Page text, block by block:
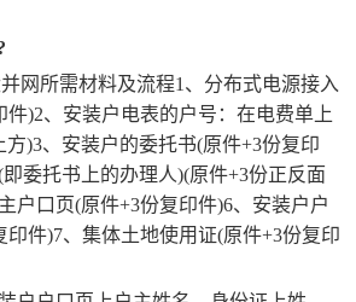
网所需材料及流程1、分布式电源接入
件)2、安装户电表的户号：在电费单上
)3、安装户的委托书(原件+3份复印
委托书上的办理人)(原件+3份正反面
户口页(原件+3份复印件)6、安装户户
印件)7、集体土地使用证(原件+3份复印